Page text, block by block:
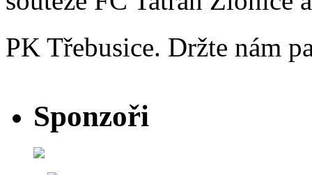
PK Třebusice. Držte nám
Sponzoři